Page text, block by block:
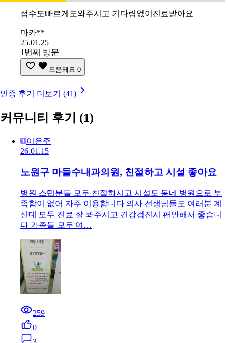
접수도빠르게도와주시고 기다림없이진료받아요
마카**
25.01.25
1번째 방문
도움돼요 0
인증 후기 더보기 (41)
커뮤니티 후기 (1)
이은주
26.01.15
노원구 마들수내과의원, 친절하고 시설 좋아요
병원 스텝분들 모두 친절하시고 시설도 동네 병원으로 부
족함이 없어 자주 이용합니다 의사 선생님들도 여러분 계
신데 모두 진료 잘 봐주시고 건강검진시 편안해서 좋습니
다 가족들 모두 여…
259
0